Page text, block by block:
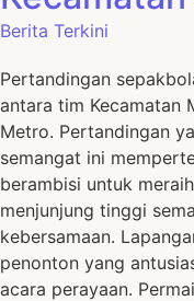
Berita Terkini
Pertandingan
antara tim Kecamatan
Metro. Pertandingan
semangat ini
berambisi untuk
menjunjung tinggi
kebersamaan.
penonton yang
acara perayaan.